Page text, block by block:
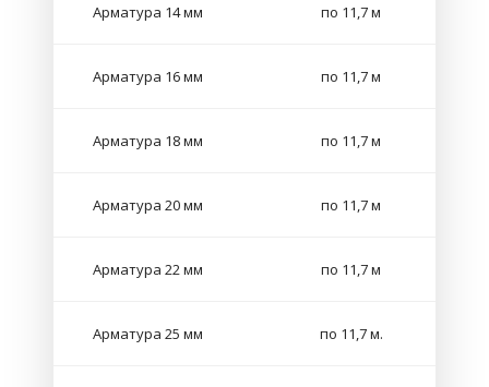
Арматура 14 мм по 11,7 м
Арматура 16 мм по 11,7 м
Арматура 18 мм по 11,7 м
Арматура 20 мм по 11,7 м
Арматура 22 мм по 11,7 м
Арматура 25 мм по 11,7 м.